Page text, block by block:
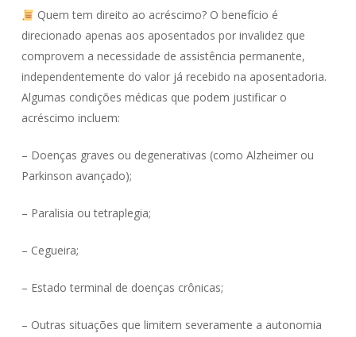
Quem tem direito ao acréscimo? O benefício é
direcionado apenas aos aposentados por invalidez que
comprovem a necessidade de assistência permanente,
independentemente do valor já recebido na aposentadoria.
Algumas condições médicas que podem justificar o
acréscimo incluem:
– Doenças graves ou degenerativas (como Alzheimer ou
Parkinson avançado);
– ⁠Paralisia ou tetraplegia;
– ⁠Cegueira;
– ⁠Estado terminal de doenças crônicas;
– ⁠Outras situações que limitem severamente a autonomia